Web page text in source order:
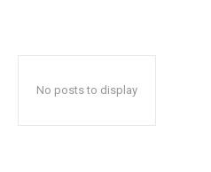
No posts to display